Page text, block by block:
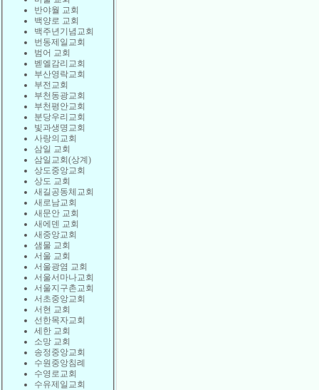
반야월 교회
백양로 교회
백주년기념교회
번동제일교회
범어 교회
벧엘감리교회
부산영락교회
부전교회
부천동광교회
부천평안교회
분당우리교회
빛과생명교회
사랑의교회
삼일 교회
삼일교회(상계)
상도중앙교회
상도 교회
새길공동체교회
새로남교회
새문안 교회
새에덴 교회
새중앙교회
샘물 교회
서울 교회
서울광염 교회
서울서마나교회
서울지구촌교회
서초중앙교회
서현 교회
선한목자교회
세한 교회
소망 교회
송정중앙교회
수원중앙침례
수영로교회
수유제일교회